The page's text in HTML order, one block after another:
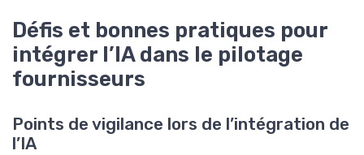
Défis et bonnes pratiques pour
intégrer l’IA dans le pilotage
fournisseurs
Points de vigilance lors de l’intégration de
l’IA